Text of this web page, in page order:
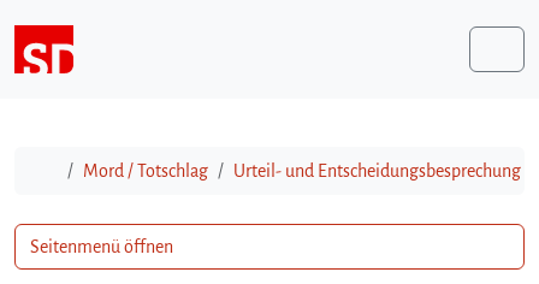
StartMord / Totschlag Urteil- und Entscheidungsbesprechung
Seitenmenü öffnen